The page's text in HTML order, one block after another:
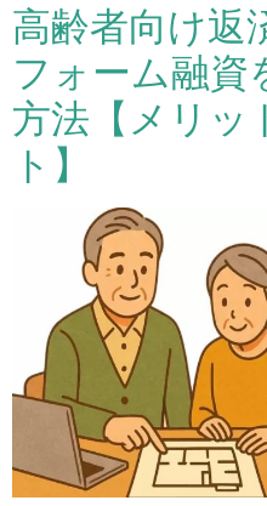
高齢者向け返
フォーム融資
方法【メリッ
ト】
スクリ
サイト内の
テキス
選択した文
キーボ
キーボード
音声操作
音声でサイ
色の彩
低彩度・高彩